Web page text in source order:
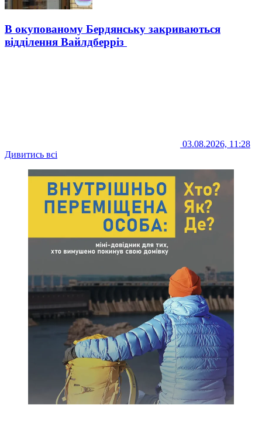
В окупованому Бердянську закриваються
відділення Вайлдберріз
03.08.2026, 11:28
Дивитись всі